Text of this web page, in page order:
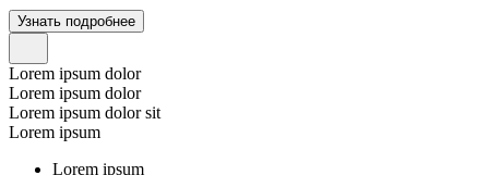
Узнать подробнее
Lorem ipsum dolor
Lorem ipsum dolor
Lorem ipsum dolor sit
Lorem ipsum
Lorem ipsum